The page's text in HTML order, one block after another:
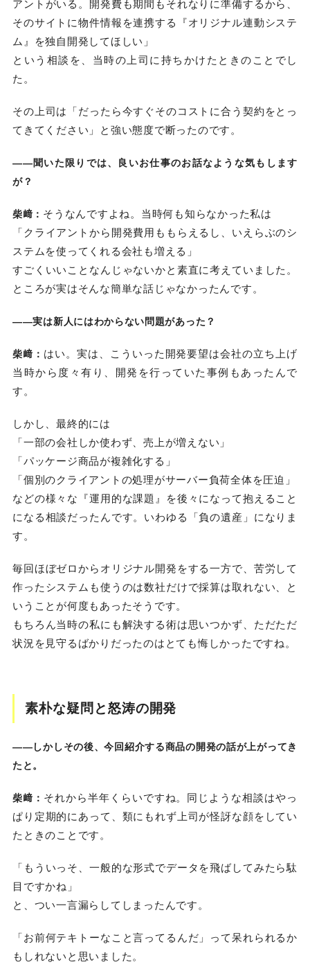
アントがいる。開発費も期間もそれなりに準備するから、
そのサイトに物件情報を連携する『オリジナル連動システ
ム』を独自開発してほしい」
という相談を、当時の上司に持ちかけたときのことでし
た。
その上司は「だったら今すぐそのコストに合う契約をとっ
てきてください」と強い態度で断ったのです。
――聞いた限りでは、良いお仕事のお話なような気もします
が？
柴﨑： そうなんですよね。当時何も知らなかった私は
「クライアントから開発費用ももらえるし、いえらぶのシ
ステムを使ってくれる会社も増える」
すごくいいことなんじゃないかと素直に考えていました。
ところが実はそんな簡単な話じゃなかったんです。
――実は新人にはわからない問題があった？
柴﨑： はい。実は、こういった開発要望は会社の立ち上げ
当時から度々有り、開発を行っていた事例もあったんで
す。
しかし、最終的には
「一部の会社しか使わず、売上が増えない」
「パッケージ商品が複雑化する」
「個別のクライアントの処理がサーバー負荷全体を圧迫」
などの様々な『運用的な課題』を後々になって抱えること
になる相談だったんです。いわゆる「負の遺産」になりま
す。
毎回ほぼゼロからオリジナル開発をする一方で、苦労して
作ったシステムも使うのは数社だけで採算は取れない、と
いうことが何度もあったそうです。
もちろん当時の私にも解決する術は思いつかず、ただただ
状況を見守るばかりだったのはとても悔しかったですね。
素朴な疑問と怒涛の開発
――しかしその後、今回紹介する商品の開発の話が上がってき
たと。
柴﨑： それから半年くらいですね。同じような相談はやっ
ぱり定期的にあって、類にもれず上司が怪訝な顔をしてい
たときのことです。
「もういっそ、一般的な形式でデータを飛ばしてみたら駄
目ですかね」
と、つい一言漏らしてしまったんです。
「お前何テキトーなこと言ってるんだ」って呆れられるか
もしれないと思いました。